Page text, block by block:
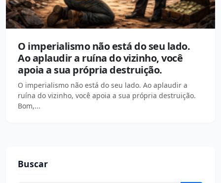
O imperialismo não está do seu lado.
Ao aplaudir a ruína do vizinho, você
apoia a sua própria destruição.
O imperialismo não está do seu lado. Ao aplaudir a
ruína do vizinho, você apoia a sua própria destruição.
Bom,...
Buscar